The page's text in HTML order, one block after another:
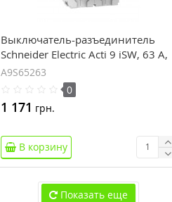
Выключатель-разъединитель
Schneider Electric Acti 9 iSW, 63 А,
2 полюса, 415В пер.тока
A9S65263
0
1 171 грн.
В корзину
Показать еще